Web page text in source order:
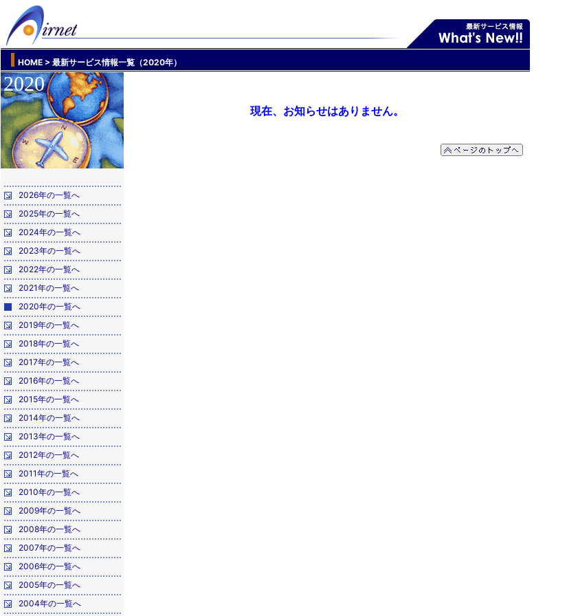
HOME > 最新サービス情報一覧（2020年）
2020
2026年の一覧へ
2025年の一覧へ
2024年の一覧へ
2023年の一覧へ
2022年の一覧へ
2021年の一覧へ
2020年の一覧へ
2019年の一覧へ
2018年の一覧へ
2017年の一覧へ
2016年の一覧へ
2015年の一覧へ
2014年の一覧へ
2013年の一覧へ
2012年の一覧へ
2011年の一覧へ
2010年の一覧へ
2009年の一覧へ
2008年の一覧へ
2007年の一覧へ
2006年の一覧へ
2005年の一覧へ
2004年の一覧へ
現在、お知らせはありません。